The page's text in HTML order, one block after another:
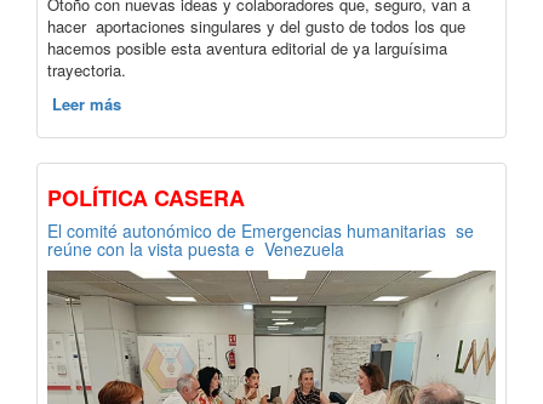
hacer aportaciones singulares y del gusto de todos los que
hacemos posible esta aventura editorial de ya larguísima
trayectoria.
Leer más
POLÍTICA CASERA
El comité autonómico de Emergencias humanitarias se
reúne con la vista puesta e Venezuela